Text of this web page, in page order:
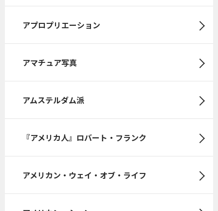
アプロプリエーション
アマチュア写真
アムステルダム派
『アメリカ人』ロバート・フランク
アメリカン・ウェイ・オブ・ライフ